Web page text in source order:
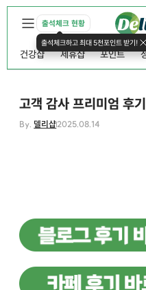
출석체크 현황
출석체크하고 최대 5천포인트 받기!
건강샵 제휴샵 포인트
고객 감사 프리미엄 후
By. 델리샵2025.08.14